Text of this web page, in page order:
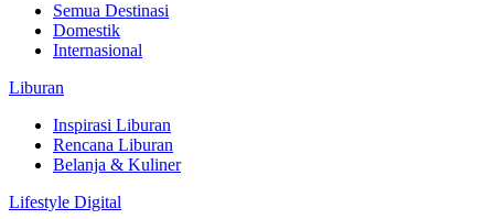
Semua Destinasi
Domestik
Internasional
Liburan
Inspirasi Liburan
Rencana Liburan
Belanja & Kuliner
Lifestyle Digital